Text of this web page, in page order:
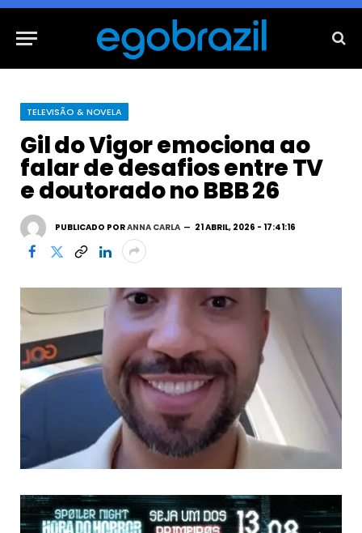
TELEVISÃO & NOVELA
Gil do Vigor emociona ao
falar de desafios entre TV
e doutorado no BBB 26
PUBLICADO PORANNA CARLA 21 ABRIL, 2026 - 17:41:16